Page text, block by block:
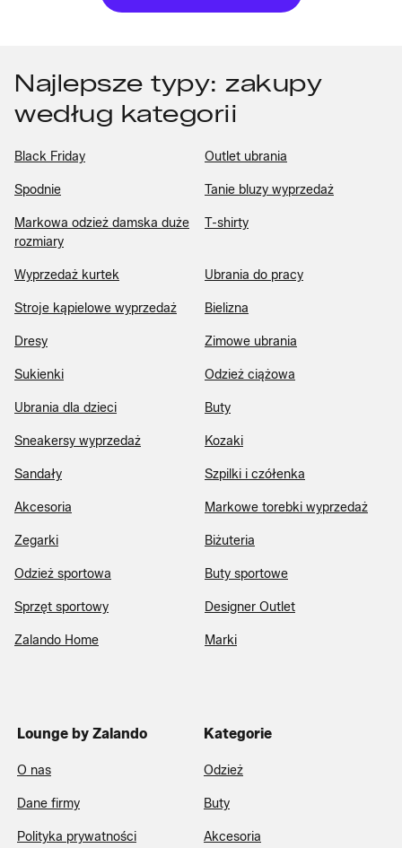
Najlepsze typy: zakupy
według kategorii
Black Friday Outlet ubrania
Spodnie Tanie bluzy wyprzedaż
Markowa odzież damska duże
rozmiary
T-shirty
Wyprzedaż kurtek Ubrania do pracy
Stroje kąpielowe wyprzedaż Bielizna
Dresy Zimowe ubrania
Sukienki Odzież ciążowa
Ubrania dla dzieci Buty
Sneakersy wyprzedaż Kozaki
Sandały Szpilki i czółenka
Akcesoria Markowe torebki wyprzedaż
Zegarki Biżuteria
Odzież sportowa Buty sportowe
Sprzęt sportowy Designer Outlet
Zalando Home Marki
Lounge by Zalando
O nas
Dane firmy
Polityka prywatności
Kategorie
Odzież
Buty
Akcesoria